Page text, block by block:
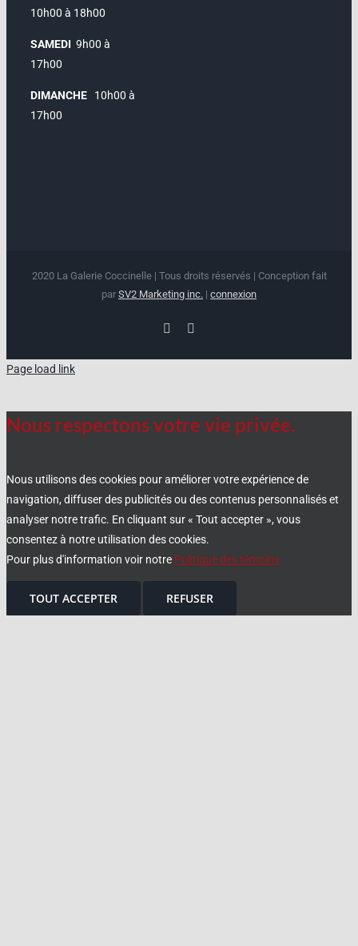
10h00 à 18h00
SAMEDI 9h00 à
17h00
DIMANCHE 10h00 à
17h00
2020 La Galerie Coccinelle | Tous droits réservés | Conception fait
par SV2 Marketing inc. | connexion
Facebook
Page load link
Nous respectons votre vie privée.
Nous utilisons des cookies pour améliorer votre expérience de
navigation, diffuser des publicités ou des contenus personnalisés et
analyser notre trafic. En cliquant sur « Tout accepter », vous
consentez à notre utilisation des cookies.
Pour plus d'information voir notre Politique des témoins
TOUT ACCEPTER REFUSER